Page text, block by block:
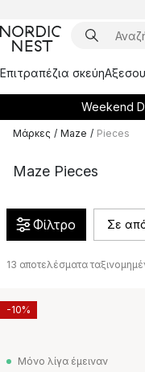
Επιτραπέζια σκεύη
Weekend
Μάρκες / Maze / Pieces
Maze Pieces
Φίλτρο Σε
13 αποτελέσματα
Μόνο λίγα έμειναν
-10%